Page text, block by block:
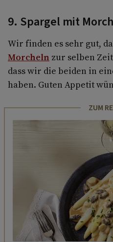
9. Spargel mit
Wir finden es sehr gut,
Morcheln zur selben
dass wir die beiden in
haben. Guten Appetit
ZUM